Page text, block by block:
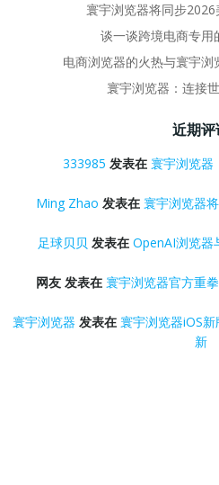
寰宇浏览器将同步
谈一谈跨境电商专用
电商浏览器的火热与寰宇浏
寰宇浏览器：连接
近期评
333985 发表在 寰宇浏览器
Ming Zhao 发表在 寰宇浏览器
足球贝贝 发表在 OpenAI浏览器
网友 发表在 寰宇浏览器官方重
寰宇浏览器 发表在 寰宇浏览器iOS
新